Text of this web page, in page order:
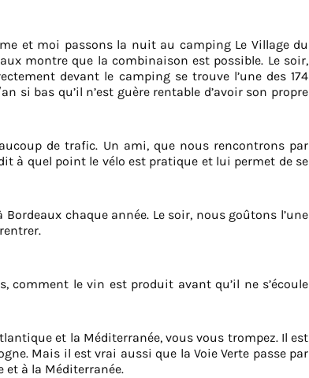
et moi passons la nuit au camping Le Village du
montre que la combinaison est possible. Le soir,
devant le camping se trouve l’une des 174
si bas qu’il n’est guère rentable d’avoir son propre
de trafic. Un ami, que nous rencontrons par
à quel point le vélo est pratique et lui permet de se
chaque année. Le soir, nous goûtons l’une
comment le vin est produit avant qu’il ne s’écoule
et la Méditerranée, vous vous trompez. Il est
Mais il est vrai aussi que la Voie Verte passe par
et à la Méditerranée.